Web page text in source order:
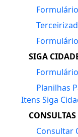
SIGA
Planilhas
Itens Siga
Consultar